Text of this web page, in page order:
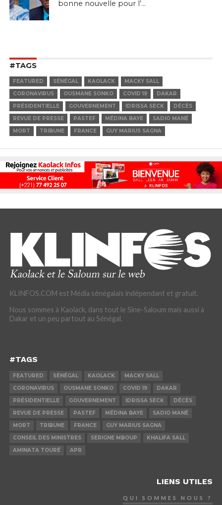
bonne nouvelle pour l’...
#TAGS
FEATURED SÉNÉGAL KAOLACK
MACKY SALL
CORONAVIRUS
OUSMANE SONKO COVID 19
DAKAR
PRÉSIDENTIELLE
GOUVERNEMENT IDRISSA SECK
DÉCÈS
REVUE DE PRESSE
PASTEF MÉDINA BAYE
SADIO MANÉ
MORT
TRIBUNE FRANCE GUY MARIUS SAGNA
KLINFOS.COM est Média sénégalais indépendant et gratuit.
Nous sommes à Kaolack, dans tout le Sine-Saloum mais aussi à
Dakar et un peu partout au Sénégal.
#TAGS
FEATURED SÉNÉGAL KAOLACK
MACKY SALL
CORONAVIRUS
OUSMANE SONKO COVID 19
DAKAR
PRÉSIDENTIELLE
GOUVERNEMENT IDRISSA SECK
DÉCÈS
REVUE DE PRESSE
PASTEF MÉDINA BAYE
SADIO MANÉ
MORT
TRIBUNE FRANCE
GUY MARIUS SAGNA
CONSEIL DES MINISTRES
SERIGNE MBOUP
KHALIFA SALL
AMINATA TOURÉ
APR
LIENS UTILES
QUI SOMMES NOUS ?